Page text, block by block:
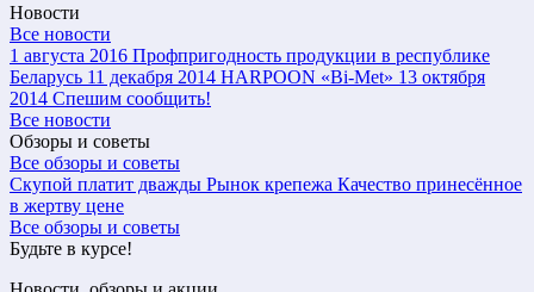
Новости
Все новости
1 августа 2016 Профпригодность продукции в республике
Беларусь 11 декабря 2014 HARPOON «Bi-Met» 13 октября
2014 Спешим сообщить!
Все новости
Обзоры и советы
Все обзоры и советы
Скупой платит дважды Рынок крепежа Качество принесённое
в жертву цене
Все обзоры и советы
Будьте в курсе!